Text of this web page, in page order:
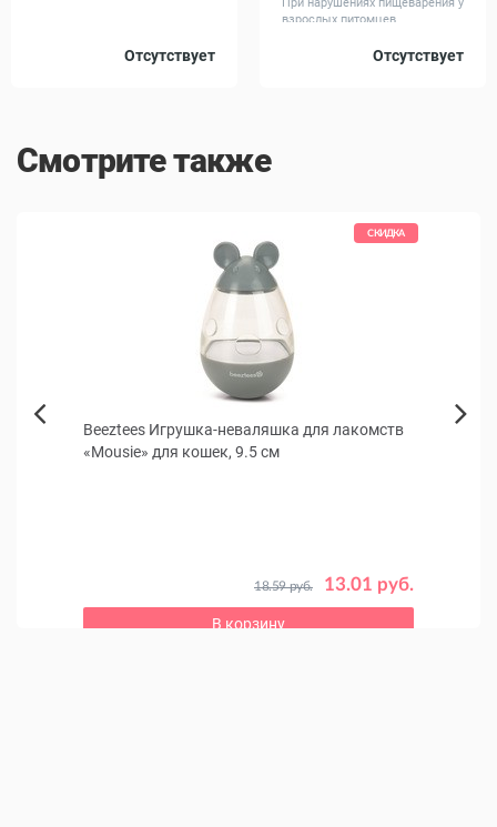
Отсутствует
1 22
взрослых питомцев
Отсутствует
1 12
Смотрите также
СКИДКА
Beeztees Игрушка-неваляшка для лакомств
«Mousie» для кошек, 9.5 см
13.01 руб.
18.59 руб.
В корзину